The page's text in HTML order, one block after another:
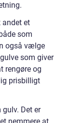
et
som
også vælge
som giver
rengøre og
prisbilligt
Det er